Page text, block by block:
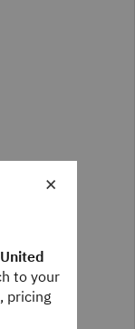
×
United
to your
pricing